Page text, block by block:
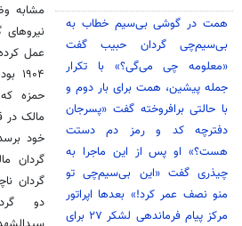
همت در گوشی بی‌سیم خطاب به
بی‌سیم‌چی گردان حبیب گفت
«معلومه چی می‌گی؟» با تکرار
جمله پیشین، همت برای بار دوم و
با حالتی برافروخته گفت «پسرجان
دفترچه کد و رمز دم دستت
هست؟» او پس از این ماجرا به
چیذری گفت «این بی‌سیم‌چی تو
منو نصف عمر کرد!» بعدها اپراتور
مرکز پیام فرماندهی لشکر ۲۷ برای
مشابه
عمل
حمزه
خود
گردان
گردان
دو